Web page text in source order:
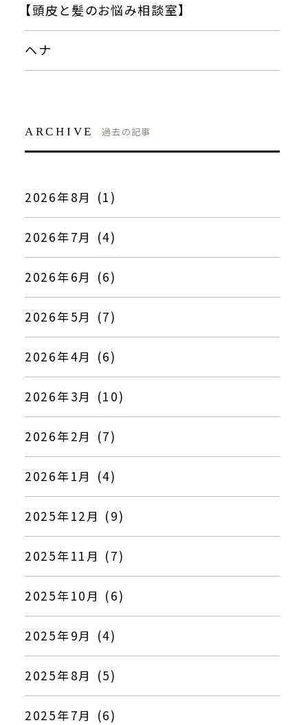
【頭皮と髪のお悩み相談室】
ヘナ
ARCHIVE 過去の記事
2026年8月 (1)
2026年7月 (4)
2026年6月 (6)
2026年5月 (7)
2026年4月 (6)
2026年3月 (10)
2026年2月 (7)
2026年1月 (4)
2025年12月 (9)
2025年11月 (7)
2025年10月 (6)
2025年9月 (4)
2025年8月 (5)
2025年7月 (6)